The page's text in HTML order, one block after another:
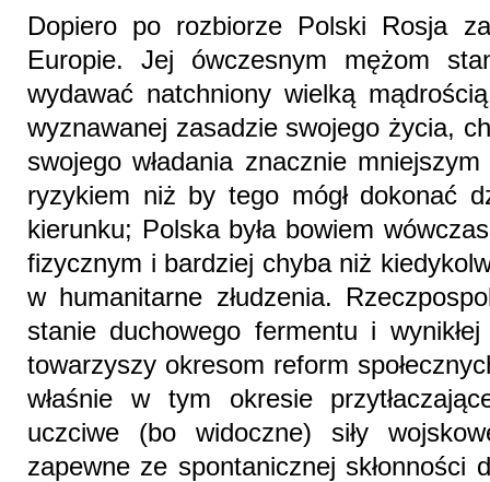
Dopiero po rozbiorze Polski Rosja
Europie. Jej ówczesnym mężom
wydawać natchniony wielką
wyznawanej zasadzie swojego życia,
swojego władania znacznie
ryzykiem niż by tego mógł dokonać
kierunku; Polska była bowiem
fizycznym i bardziej chyba niż
w humanitarne złudzenia.
stanie duchowego fermentu i
towarzyszy okresom reform
właśnie w tym okresie
uczciwe (bo widoczne) siły
zapewne ze spontanicznej skłonności